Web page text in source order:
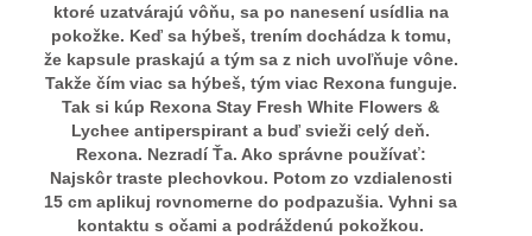
ktoré uzatvárajú vôňu, sa po nanesení usídlia na
pokožke. Keď sa hýbeš, trením dochádza k tomu,
že kapsule praskajú a tým sa z nich uvoľňuje vône.
Takže čím viac sa hýbeš, tým viac Rexona funguje.
Tak si kúp Rexona Stay Fresh White Flowers &
Lychee antiperspirant a buď svieži celý deň.
Rexona. Nezradí Ťa. Ako správne používať:
Najskôr traste plechovkou. Potom zo vzdialenosti
15 cm aplikuj rovnomerne do podpazušia. Vyhni sa
kontaktu s očami a podráždenú pokožkou.